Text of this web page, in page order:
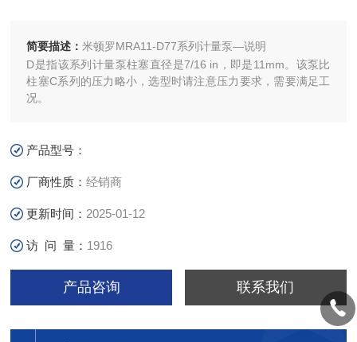
简要描述：米顿罗MRA11-D77系列计量泵—说明
D是指该系列计量泵柱塞直径是7/16 in，即是11mm。该泵比
柱塞C系列的压力略小，选型时请注意压力要求，需要满足工
况。
产品型号：
厂商性质：经销商
更新时间： 2025-01-12
访 问 量： 1916
产品咨询 联系我们